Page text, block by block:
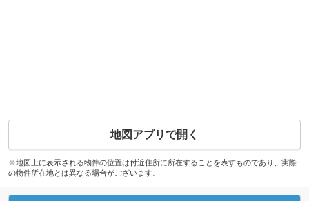
地図アプリで開く
※地図上に表示される物件の位置は付近住所に所在することを表すものであり、実際
の物件所在地とは異なる場合がございます。